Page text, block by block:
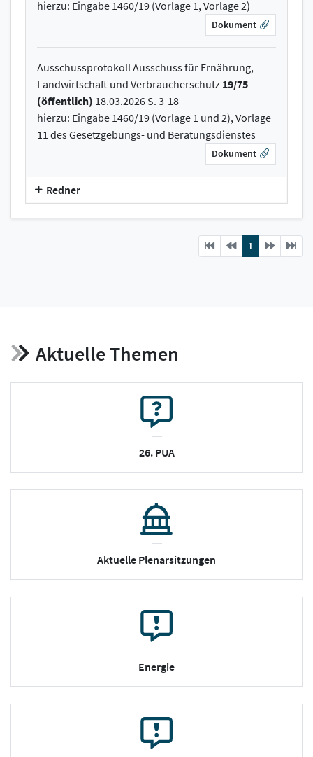
hierzu: Eingabe 1460/19 (Vorlage 1, Vorlage 2)
Dokument
Ausschussprotokoll Ausschuss für Ernährung,
Landwirtschaft und Verbraucherschutz 19/75
(öffentlich) 18.03.2026 S. 3-18
hierzu: Eingabe 1460/19 (Vorlage 1 und 2), Vorlage
11 des Gesetzgebungs- und Beratungsdienstes
Dokument
Redner
Previous
1 currentNext
Aktuelle Themen
26. PUA
Aktuelle Plenarsitzungen
Energie